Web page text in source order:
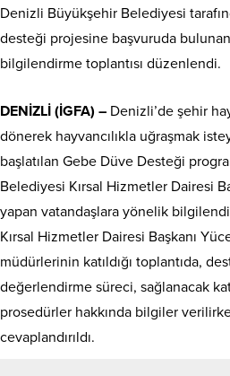
Denizli Büyükşehir Belediyesi
desteği projesine başvuruda
bilgilendirme toplantısı düzenlendi.
DENİZLİ (İGFA) – Denizli’de şehir
dönerek hayvancılıkla uğraşmak
başlatılan Gebe Düve Desteği
Belediyesi Kırsal Hizmetler Dairesi
yapan vatandaşlara yönelik
Kırsal Hizmetler Dairesi Başkanı
müdürlerinin katıldığı toplantıda,
değerlendirme süreci, sağlanacak
prosedürler hakkında bilgiler
cevaplandırıldı.